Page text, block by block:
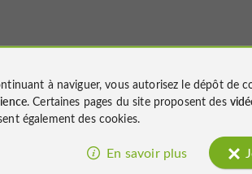
Nous avons
pour
à naviguer, vous autorisez le dépôt de
. Certaines pages du site proposent des
également des cookies.
En savoir plus